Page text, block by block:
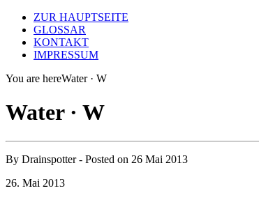
ZUR HAUPTSEITE
GLOSSAR
KONTAKT
IMPRESSUM
You are hereWater · W
Water · W
By Drainspotter- Posted on 26 Mai 2013
26. Mai 2013